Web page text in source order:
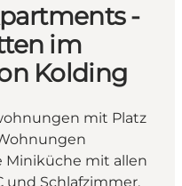
-
im
Kolding
mit Platz
Miniküche mit allen
und Schlafzimmer.